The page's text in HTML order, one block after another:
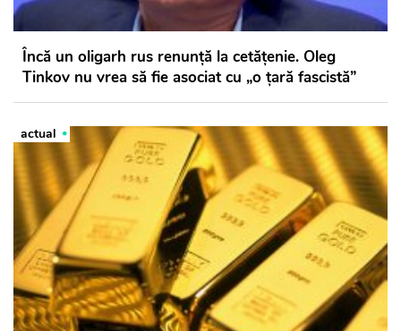
Încă un oligarh rus renunță la cetățenie. Oleg
Tinkov nu vrea să fie asociat cu „o țară fascistă”
actual